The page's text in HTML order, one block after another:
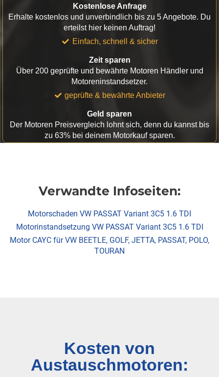
Kostenlose Anfrage
Erhalte kostenlos und unverbindlich bis zu 5 Angebote. Du
erteilst hier keinen Auftrag!
Einfach, schnell & sicher
Zeit sparen
Über 200 geprüfte und bewährte Motoren Händler und
Motoreninstandsetzer.
geprüfte & bewährte Anbieter
Geld sparen
Der Motoren Preisvergleich lohnt sich, denn du kannst bis
zu 63% bei deinem Motorkauf sparen.
Verwandte Infoseiten:
Motorschaden VW PASSAT Variant 3C5 1.6 TDI
Motorinstandsetzung VW PASSAT Variant 3C5 1.6 TDI
Motor CAYC für VW BEETLE, GOLF, JETTA, PASSAT, POLO,
TOURAN
Kosten von
Austauschmotoren: